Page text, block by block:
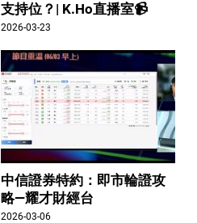
支持位？| K.Ho直播室📹
2026-03-23
中信證券特約：即市輪證攻
略—耀才財經台
2026-03-06